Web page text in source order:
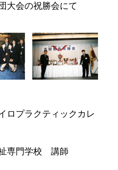
大会の祝勝会にて
ロプラクティックカレ
専門学校 講師